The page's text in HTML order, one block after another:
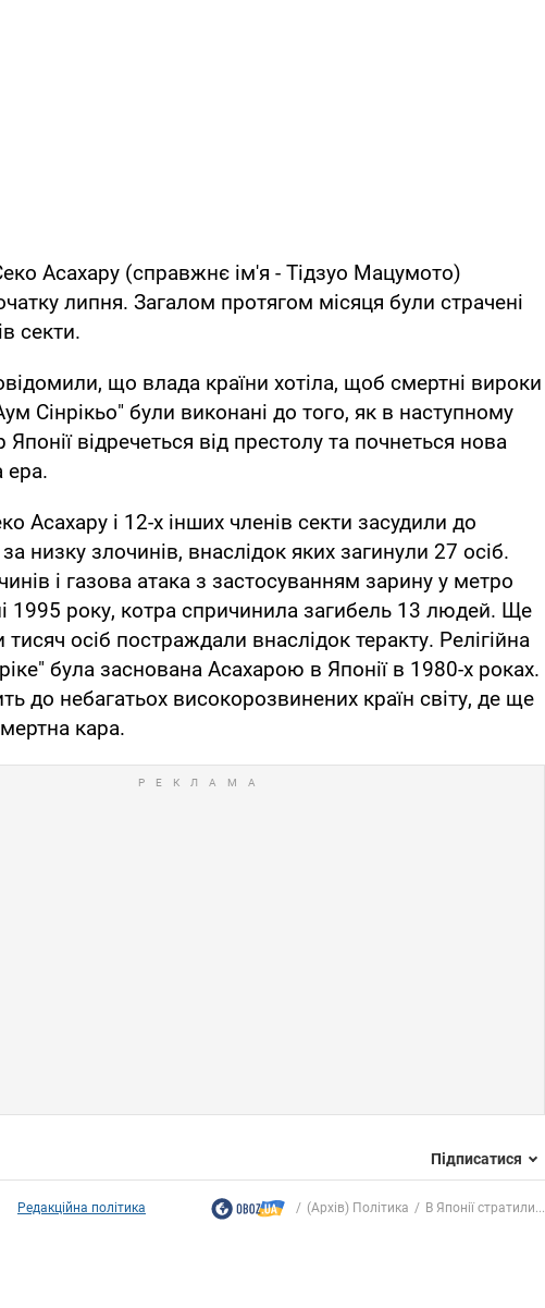
Асахару (справжнє ім'я - Тідзуо Мацумото)
липня. Загалом протягом місяця були страчені
секти.
що влада країни хотіла, щоб смертні вироки
Сінрікьо" були виконані до того, як в наступному
Японії відречеться від престолу та почнеться нова
ера.
Асахару і 12-х інших членів секти засудили до
низку злочинів, внаслідок яких загинули 27 осіб.
і газова атака з застосуванням зарину у метро
1995 року, котра спричинила загибель 13 людей. Ще
осіб постраждали внаслідок теракту. Релігійна
була заснована Асахарою в Японії в 1980-х роках.
до небагатьох високорозвинених країн світу, де ще
кара.
Підписатися
Редакційна політика (Архів) Політика В Японії стратили...